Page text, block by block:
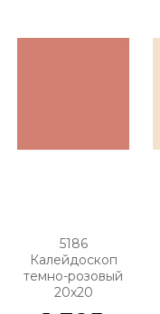
5186
Калейдоскоп
темно-розовый
20х20